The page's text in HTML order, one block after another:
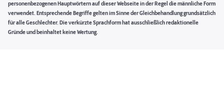
personenbezogenen Hauptwörtern auf dieser Webseite in der Regel die männliche Form
verwendet. Entsprechende Begriffe gelten im Sinne der Gleichbehandlung grundsätzlich
für alle Geschlechter. Die verkürzte Sprachform hat ausschließlich redaktionelle
Gründe und beinhaltet keine Wertung.